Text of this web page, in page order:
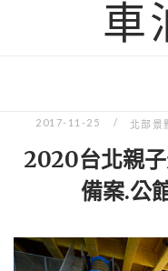
車
2017-11-25 北部景
2020台北親
備案.公